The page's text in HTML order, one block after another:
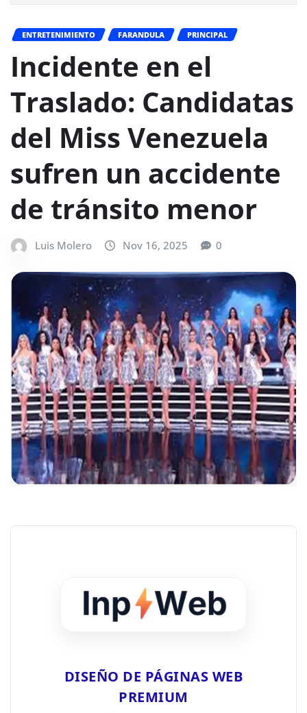
ENTRETENIMIENTO FARANDULA PRINCIPAL
Incidente en el
Traslado: Candidatas
del Miss Venezuela
sufren un accidente
de tránsito menor
Luis Molero Nov 16, 2025 0
DISEÑO DE PÁGINAS WEB
PREMIUM